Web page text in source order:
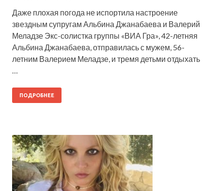
Даже плохая погода не испортила настроение
звездным супругам Альбина Джанабаева и Валерий
Меладзе Экс-солистка группы «ВИА Гра», 42-летняя
Альбина Джанабаева, отправилась с мужем, 56-
летним Валерием Меладзе, и тремя детьми отдыхать
ПОДРОБНЕЕ